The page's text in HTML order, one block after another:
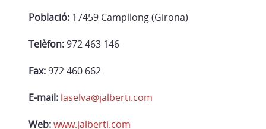
Població: 17459 Campllong (Girona)
Telèfon:972 463 146
Fax:972 460 662
E-mail: laselva@jalberti.com
Web: www.jalberti.com